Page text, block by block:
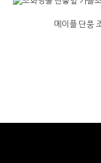
메이플 단풍